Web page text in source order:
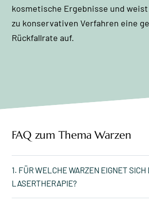
kosmetische Ergebnisse und
zu konservativen Verfahren eine
Rückfallrate auf.
FAQ zum Thema Warzen
1. FÜR WELCHE WARZEN EIGNET SICH
LASERTHERAPIE?